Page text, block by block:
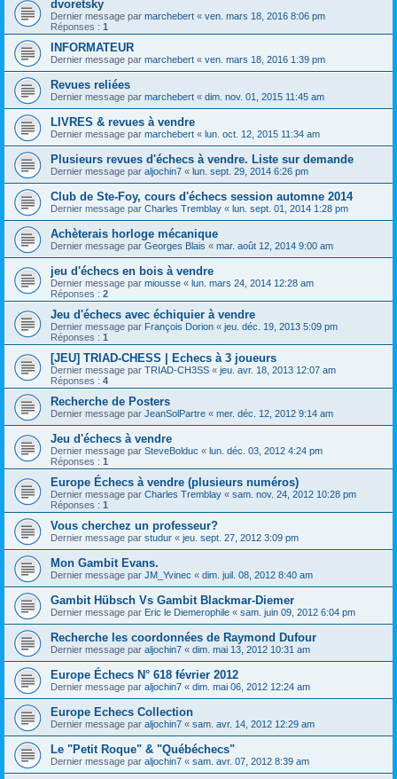
dvoretsky
Dernier message par marchebert « ven. mars 18, 2016 8:06 pm
Réponses : 1
INFORMATEUR
Dernier message par marchebert « ven. mars 18, 2016 1:39 pm
Revues reliées
Dernier message par marchebert « dim. nov. 01, 2015 11:45 am
LIVRES & revues à vendre
Dernier message par marchebert « lun. oct. 12, 2015 11:34 am
Plusieurs revues d'échecs à vendre. Liste sur demande
Dernier message par aljochin7 « lun. sept. 29, 2014 6:26 pm
Club de Ste-Foy, cours d'échecs session automne 2014
Dernier message par Charles Tremblay « lun. sept. 01, 2014 1:28 pm
Achèterais horloge mécanique
Dernier message par Georges Blais « mar. août 12, 2014 9:00 am
jeu d'échecs en bois à vendre
Dernier message par miousse « lun. mars 24, 2014 12:28 am
Réponses : 2
Jeu d'échecs avec échiquier à vendre
Dernier message par François Dorion « jeu. déc. 19, 2013 5:09 pm
Réponses : 1
[JEU] TRIAD-CHESS | Echecs à 3 joueurs
Dernier message par TRIAD-CH3SS « jeu. avr. 18, 2013 12:07 am
Réponses : 4
Recherche de Posters
Dernier message par JeanSolPartre « mer. déc. 12, 2012 9:14 am
Jeu d'échecs à vendre
Dernier message par SteveBolduc « lun. déc. 03, 2012 4:24 pm
Réponses : 1
Europe Échecs à vendre (plusieurs numéros)
Dernier message par Charles Tremblay « sam. nov. 24, 2012 10:28 pm
Réponses : 1
Vous cherchez un professeur?
Dernier message par studur « jeu. sept. 27, 2012 3:09 pm
Mon Gambit Evans.
Dernier message par JM_Yvinec « dim. juil. 08, 2012 8:40 am
Gambit Hübsch Vs Gambit Blackmar-Diemer
Dernier message par Eric le Diemerophile « sam. juin 09, 2012 6:04 pm
Recherche les coordonnées de Raymond Dufour
Dernier message par aljochin7 « dim. mai 13, 2012 10:31 am
Europe Échecs N° 618 février 2012
Dernier message par aljochin7 « dim. mai 06, 2012 12:24 am
Europe Echecs Collection
Dernier message par aljochin7 « sam. avr. 14, 2012 12:29 am
Le "Petit Roque" & "Québéchecs"
Dernier message par aljochin7 « sam. avr. 07, 2012 8:39 am